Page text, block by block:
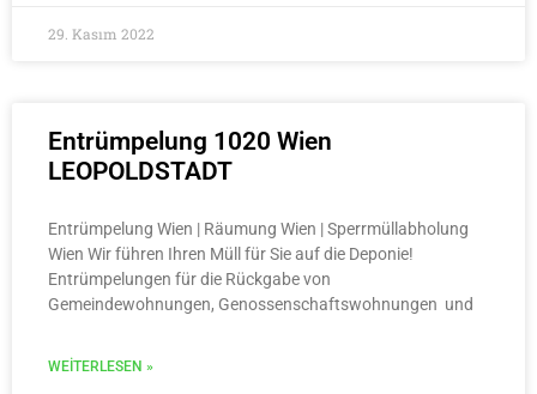
29. Kasım 2022
Entrümpelung 1020 Wien
LEOPOLDSTADT
Entrümpelung Wien | Räumung Wien | Sperrmüllabholung
Wien Wir führen Ihren Müll für Sie auf die Deponie!
Entrümpelungen für die Rückgabe von
Gemeindewohnungen, Genossenschaftswohnungen und
WEITERLESEN »